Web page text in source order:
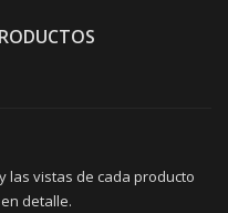
las vistas de cada producto
detalle.